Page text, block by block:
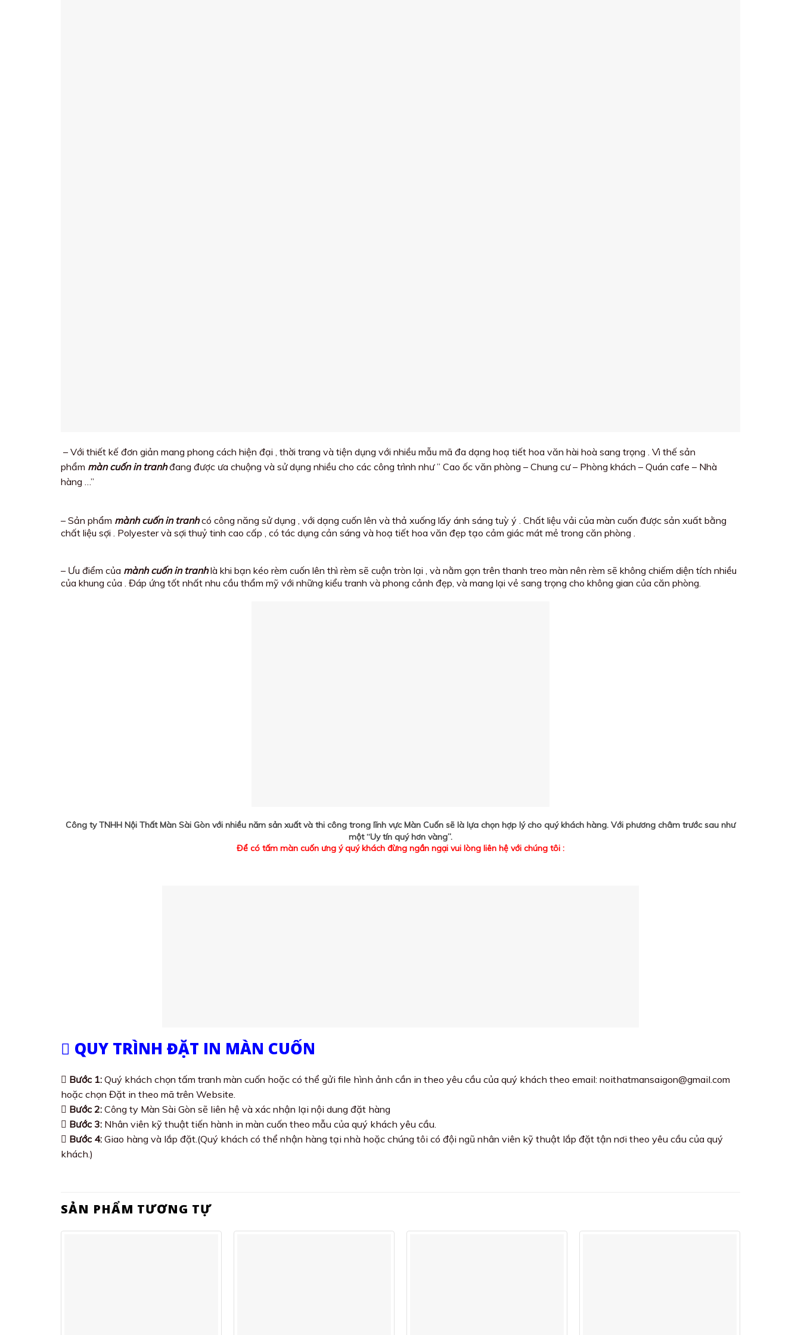
– Với thiết kế đơn giản mang phong cách hiện đại , thời trang và tiện dụng với nhiều mẫu mã đa dạng hoạ tiết hoa văn hài hoà sang trọng . Vì thế sản
phẩm màn cuốn in tranhđang được ưa chuộng và sử dụng nhiều cho các công trình như ” Cao ốc văn phòng – Chung cư – Phòng khách – Quán cafe – Nhà
hàng …”
– Sản phẩm mành cuốn in tranhcó công năng sử dụng , với dạng cuốn lên và thả xuống lấy ánh sáng tuỳ ý . Chất liệu vải của màn cuốn được sản xuất bằng
chất liệu sợi . Polyester và sợi thuỷ tinh cao cấp , có tác dụng cản sáng và hoạ tiết hoa văn đẹp tạo cảm giác mát mẻ trong căn phòng .
– Ưu điểm của mành cuốn in tranhlà khi bạn kéo rèm cuốn lên thì rèm sẽ cuộn tròn lại , và nằm gọn trên thanh treo màn nên rèm sẽ không chiếm diện tích nhiều
của khung của . Đáp ứng tốt nhất nhu cầu thẩm mỹ với những kiểu tranh và phong cảnh đẹp, và mang lại vẻ sang trọng cho không gian của căn phòng.
Công ty TNHH Nội Thất Màn Sài Gòn với nhiều năm sản xuất và thi công trong lĩnh vực Màn Cuốn sẽ là lựa chọn hợp lý cho quý khách hàng. Với phương châm trước sau như
một “Uy tín quý hơn vàng”.
Để có tấm màn cuốn ưng ý quý khách đừng ngần ngại vui lòng liên hệ với chúng tôi :
QUY TRÌNH ĐẶT IN MÀN CUỐN
Bước 1: Quý khách chọn tấm tranh màn cuốn hoặc có thể gửi file hình ảnh cần in theo yêu cầu của quý khách theo email: noithatmansaigon@gmail.com
hoặc chọn Đặt in theo mã trên Website.
Bước 2: Công ty Màn Sài Gòn sẽ liên hệ và xác nhận lại nội dung đặt hàng
Bước 3: Nhân viên kỹ thuật tiến hành in màn cuốn theo mẫu của quý khách yêu cầu.
Bước 4: Giao hàng và lắp đặt.(Quý khách có thể nhận hàng tại nhà hoặc chúng tôi có đội ngũ nhân viên kỹ thuật lắp đặt tận nơi theo yêu cầu của quý
khách.)
SẢN PHẨM TƯƠNG TỰ